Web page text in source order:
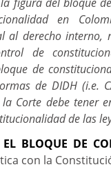
en
al derecho interno,
de
de
de DIDH (i.e.
Corte debe tener
de las
BLOQUE DE
con la